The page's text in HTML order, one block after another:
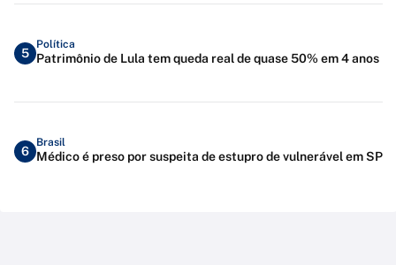
5
Política
Patrimônio de Lula tem queda real de quase 50% em 4 anos
6
Brasil
Médico é preso por suspeita de estupro de vulnerável em SP